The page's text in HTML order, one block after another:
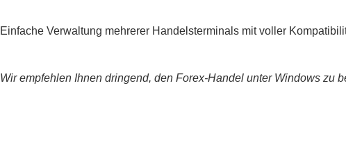
Einfache Verwaltung mehrerer Handelsterminals mit voller
Wir empfehlen Ihnen dringend, den Forex-Handel unter Windows zu